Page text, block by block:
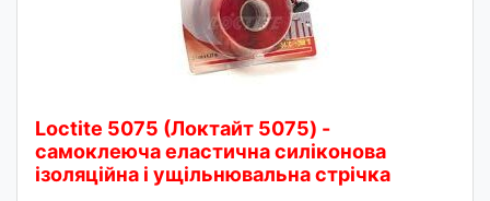
Loctite 5075 (Локтайт 5075) -
самоклеюча еластична силіконова
ізоляційна і ущільнювальна стрічка